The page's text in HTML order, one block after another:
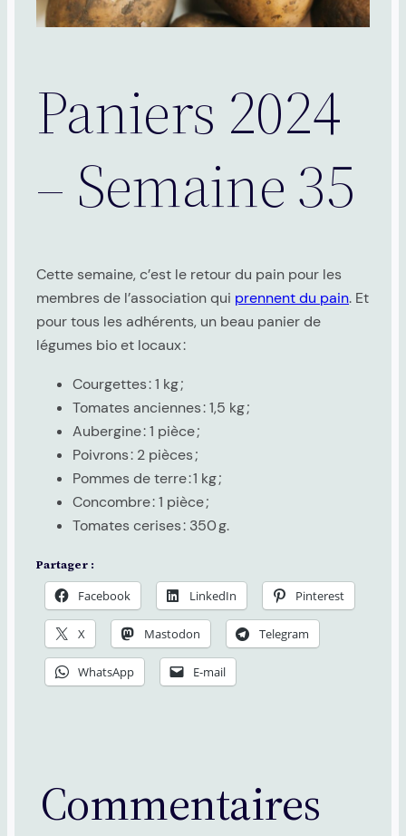
Paniers 2024
– Semaine 35
Cette semaine, c’est le retour du pain pour les
membres de l’association qui prennent du pain. Et
pour tous les adhérents, un beau panier de
légumes bio et locaux :
Courgettes : 1 kg ;
Tomates anciennes : 1,5 kg ;
Aubergine : 1 pièce ;
Poivrons : 2 pièces ;
Pommes de terre : 1 kg ;
Concombre : 1 pièce ;
Tomates cerises : 350 g.
Partager :
Facebook LinkedIn Pinterest
X Mastodon Telegram
WhatsApp E-mail
Commentaires